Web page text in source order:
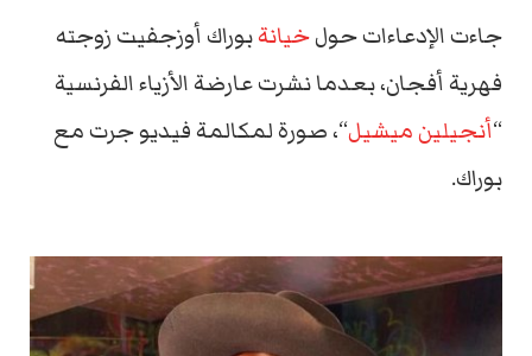
جاءت الإدعاءات حولخيانةبوراك أوزجفيت زوجته
فهرية أفجان، بعدما نشرت عارضة الأزياء الفرنسية
“أنجيلين ميشيل“، صورة لمكالمة فيديو جرت مع
بوراك.